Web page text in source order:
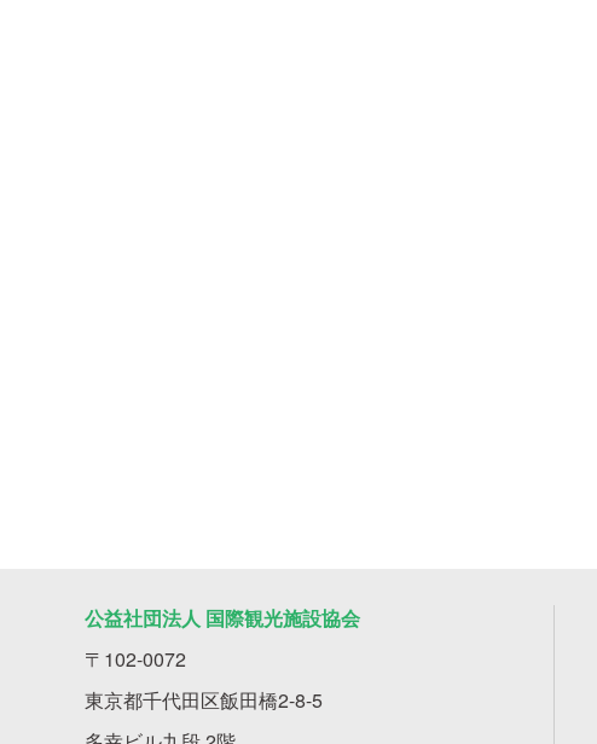
公益社団法人 国際観光施設協会
〒102-0072
東京都千代田区飯田橋2-8-5